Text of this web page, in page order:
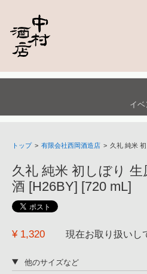
イベ
トップ > 有限会社西岡酒造店 > 久礼 純米
久礼 純米 初しぼり 生
酒 [H26BY] [720 mL]
¥ 1,320 現在お取り扱いし
他のサイズなど